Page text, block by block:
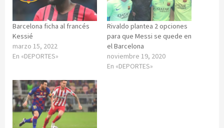
Barcelona ficha al francés
Kessié
marzo 15, 2022
En «DEPORTES»
Rivaldo plantea 2 opciones
para que Messi se quede en
el Barcelona
noviembre 19, 2020
En «DEPORTES»